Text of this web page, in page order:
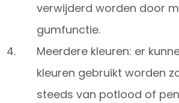
verwijderd worden door
gumfunctie.
Meerdere kleuren: er
kleuren gebruikt worden
steeds van potlood of